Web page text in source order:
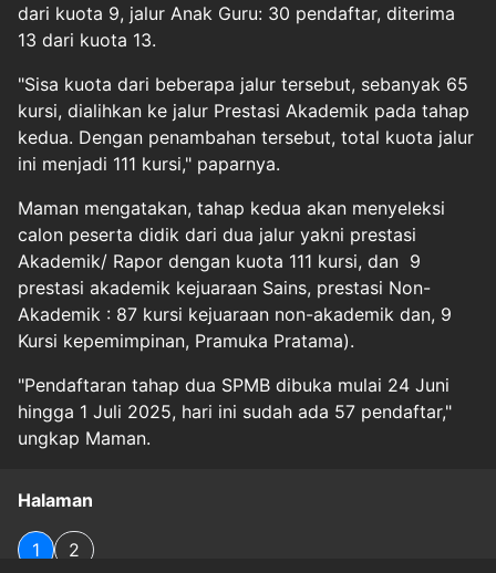
dari kuota 9, jalur Anak Guru: 30 pendaftar, diterima
13 dari kuota 13.
"Sisa kuota dari beberapa jalur tersebut, sebanyak 65
kursi, dialihkan ke jalur Prestasi Akademik pada tahap
kedua. Dengan penambahan tersebut, total kuota jalur
ini menjadi 111 kursi," paparnya.
Maman mengatakan, tahap kedua akan menyeleksi
calon peserta didik dari dua jalur yakni prestasi
Akademik/ Rapor dengan kuota 111 kursi, dan 9
prestasi akademik kejuaraan Sains, prestasi Non-
Akademik : 87 kursi kejuaraan non-akademik dan, 9
Kursi kepemimpinan, Pramuka Pratama).
"Pendaftaran tahap dua SPMB dibuka mulai 24 Juni
hingga 1 Juli 2025, hari ini sudah ada 57 pendaftar,"
ungkap Maman.
Halaman
1 2